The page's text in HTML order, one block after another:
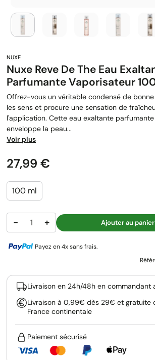
NUXE
Nuxe Reve De The Eau
Parfumante Vaporisateur
Offrez-vous un véritable condensé de
les sens et procure une sensation de
l'application. Cette eau exaltante parfumante
enveloppe la peau...
Voir plus
Prix
27,99 €
100 ml
− + Ajouter au panier
Payez en 4x sans frais.
Livraison en 24h/48h en commandant
Livraison à 0,99€ dès 29€ et gratuite
France continentale
Paiement sécurisé